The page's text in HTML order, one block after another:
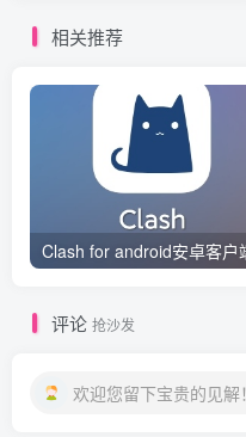
相关推荐
评论 抢沙发
欢迎您留下宝贵的见解！